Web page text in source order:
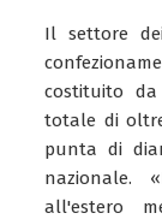
Il settore
costituito
totale di
punta di
nazionale.
all'estero